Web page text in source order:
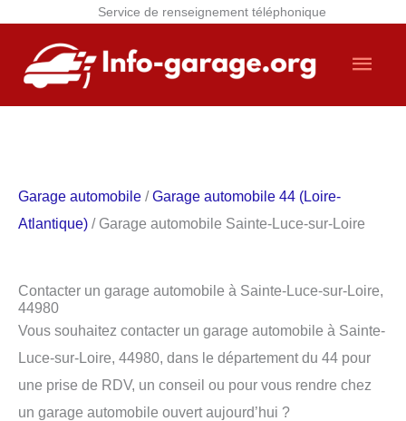
Service de renseignement téléphonique
contenu
Garage automobile /Garage automobile 44 (Loire-
Atlantique) / Garage automobile Sainte-Luce-sur-Loire
Contacter un garage automobile à Sainte-Luce-sur-Loire,
44980
Vous souhaitez contacter un garage automobile à Sainte-
Luce-sur-Loire, 44980, dans le département du 44 pour
une prise de RDV, un conseil ou pour vous rendre chez
un garage automobile ouvert aujourd’hui ?